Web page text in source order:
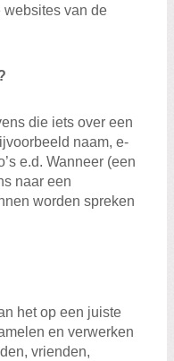
websites van de
die iets over een
naam, e-
e.d. Wanneer (een
naar een
worden spreken
het op een juiste
en verwerken
vrienden,